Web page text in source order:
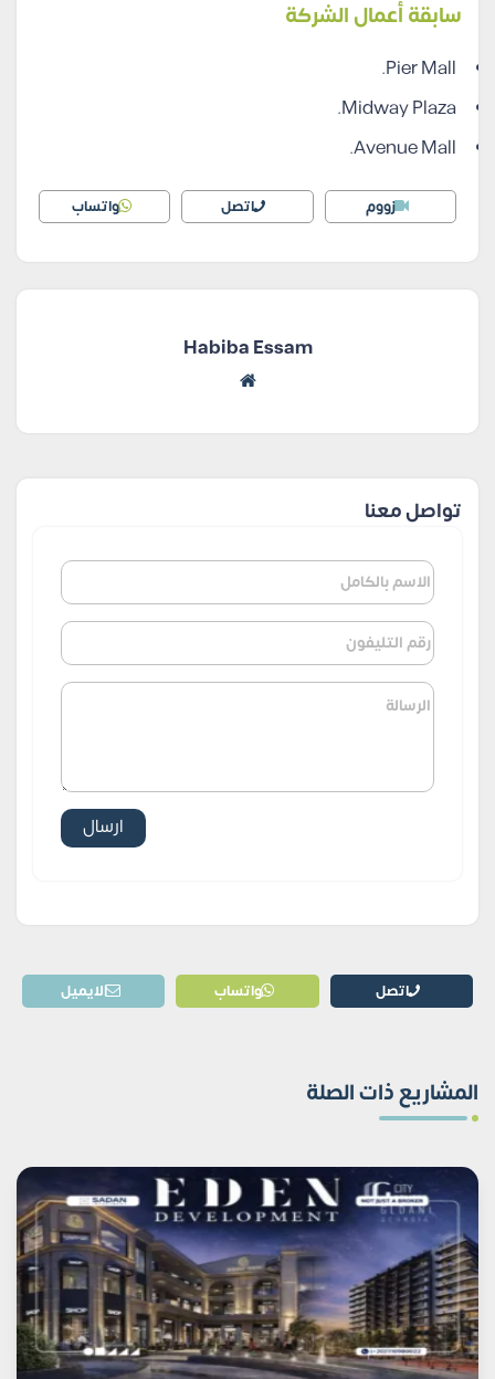
سابقة أعمال الشركة
Pier Mall.
Midway Plaza.
Avenue Mall.
زووم اتصل واتساب
Habiba Essam
تواصل معنا
اتصل واتساب الايميل
المشاريع ذات الصلة